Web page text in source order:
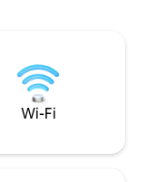
aconchegante
recanto tranquilo
energias, sua
próprio mini-
Wi-Fi